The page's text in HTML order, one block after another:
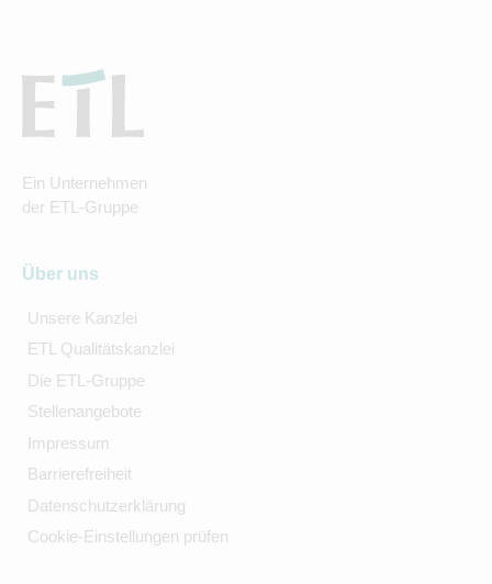
Ein Unternehmen
der ETL-Gruppe
Über uns
Unsere Kanzlei
ETL Qualitätskanzlei
Die ETL-Gruppe
Stellenangebote
Impressum
Barrierefreiheit
Datenschutzerklärung
Cookie-Einstellungen prüfen